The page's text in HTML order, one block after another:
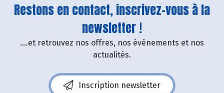
Restons en contact, inscrivez-vous à la
newsletter !
....et retrouvez nos offres, nos événements et nos
actualités.
Inscription newsletter